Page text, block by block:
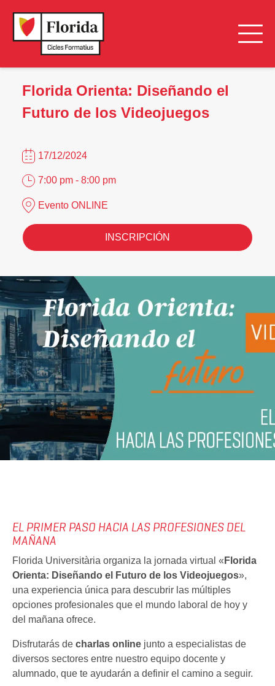
Florida Orienta: Diseñando el
Futuro de los Videojuegos
17/12/2024
7:00 pm - 8:00 pm
Evento ONLINE
INSCRIPCIÓN
EL PRIMER PASO HACIA LAS PROFESIONES DEL
MAÑANA
Florida Universitària organiza la jornada virtual « Florida
Orienta: Diseñando el Futuro de los Videojuegos»,
una experiencia única para descubrir las múltiples
opciones profesionales que el mundo laboral de hoy y
del mañana ofrece.
Disfrutarás de charlas online junto a especialistas de
diversos sectores entre nuestro equipo docente y
alumnado, que te ayudarán a definir el camino a seguir.